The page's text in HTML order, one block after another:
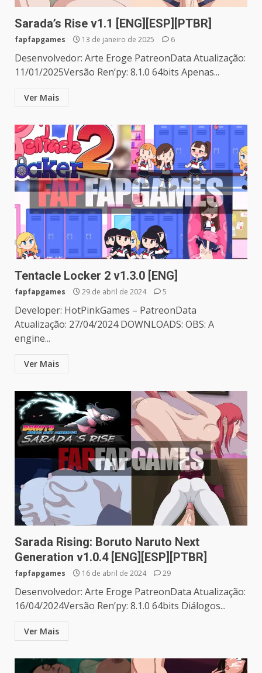
Sarada’s Rise v1.1 [ENG][ESP][PTBR]
fapfapgames 13 de janeiro de 2025 6
Desenvolvedor: Arte Eroge PatreonData Atualização:
11/01/2025Versão Ren’py: 8.1.0 64bits Apenas...
Ver Mais
Tentacle Locker 2 v1.3.0 [ENG]
fapfapgames 29 de abril de 2024 5
Developer: HotPinkGames – PatreonData
Atualização: 27/04/2024 DOWNLOADS: OBS: A
engine...
Ver Mais
Sarada Rising: Boruto Naruto Next
Generation v1.0.4 [ENG][ESP][PTBR]
fapfapgames 16 de abril de 2024 29
Desenvolvedor: Arte Eroge PatreonData Atualização:
16/04/2024Versão Ren’py: 8.1.0 64bits Diálogos...
Ver Mais